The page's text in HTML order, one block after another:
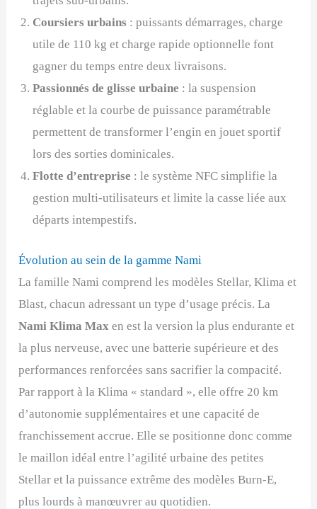
Coursiers urbains : puissants démarrages, charge
utile de 110 kg et charge rapide optionnelle font
gagner du temps entre deux livraisons.
Passionnés de glisse urbaine : la suspension
réglable et la courbe de puissance paramétrable
permettent de transformer l’engin en jouet sportif
lors des sorties dominicales.
Flotte d’entreprise : le système NFC simplifie la
gestion multi-utilisateurs et limite la casse liée aux
départs intempestifs.
Évolution au sein de la gamme Nami
La famille Nami comprend les modèles Stellar, Klima et
Blast, chacun adressant un type d’usage précis. La
Nami Klima Max en est la version la plus endurante et
la plus nerveuse, avec une batterie supérieure et des
performances renforcées sans sacrifier la compacité.
Par rapport à la Klima « standard », elle offre 20 km
d’autonomie supplémentaires et une capacité de
franchissement accrue. Elle se positionne donc comme
le maillon idéal entre l’agilité urbaine des petites
Stellar et la puissance extrême des modèles Burn-E,
plus lourds à manœuvrer au quotidien.